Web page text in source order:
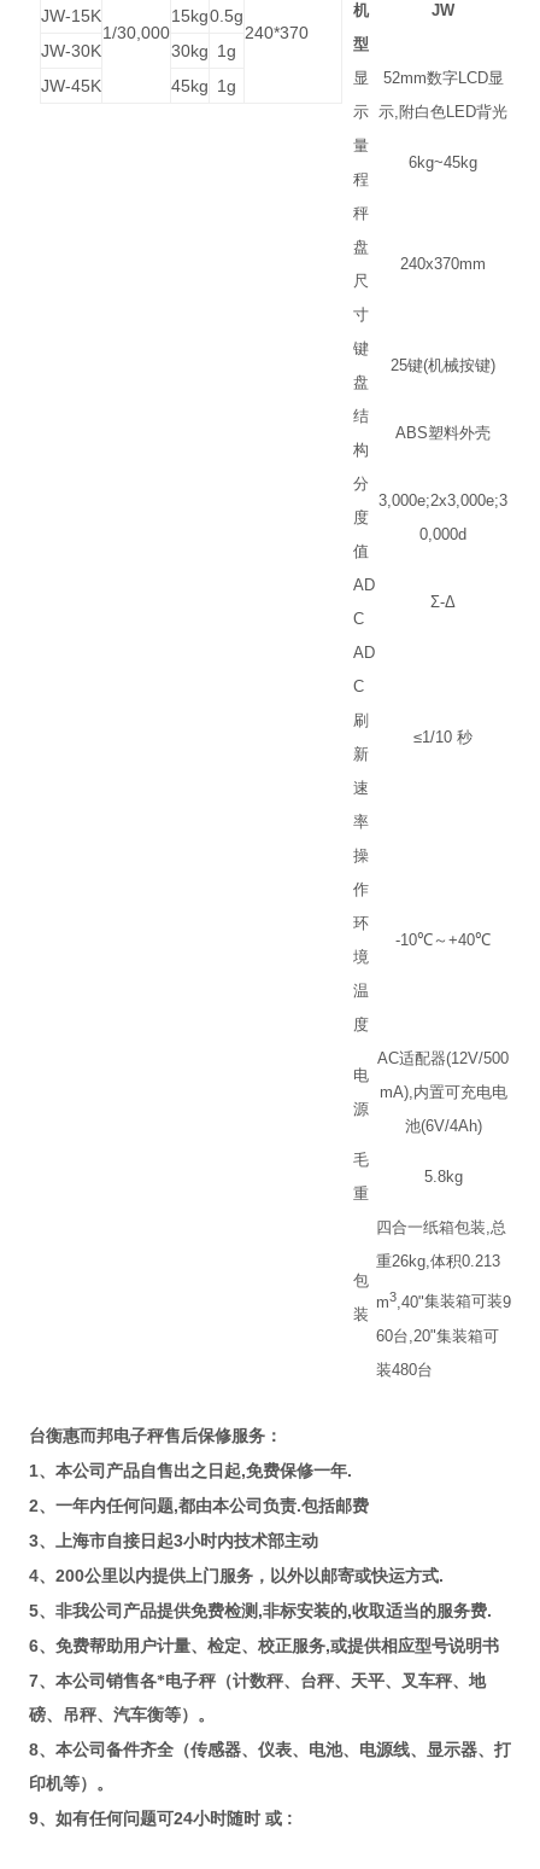
1/30,000 240*370
JW-15K 15kg0.5g
JW-30K
30kg 1g
JW-45K
45kg 1g
机
型
JW
显
示
52mm数字LCD显
示,附白色LED背光
量
程
6kg~45kg
秤
盘
尺
寸
240x370mm
键
盘
25键(机械按键)
结
构
ABS塑料外壳
分
度
值
3,000e;2x3,000e;3
0,000d
AD
C
Σ-Δ
AD
C
刷
新
速
率
≤1/10秒
操
作
环
境
温
度
-10℃～+40℃
电
源
AC适配器(12V/500
mA),内置可充电电
池(6V/4Ah)
毛
重
5.8kg
包
装
四合一纸箱包装,总
重26kg,体积0.213
m3,40"集装箱可装9
60台 ,20"集装箱可
装480台
台衡惠而邦电子秤售后保修服务：
1、本公司产品自售出之日起,免费保修一年.
2、一年内任何问题,都由本公司负责.包括邮费
3、上海市自接日起3小时内技术部主动
4、 200公里以内提供上门服务，以外以邮寄或快运方式.
5、非我公司产品提供免费检测 ,非标安装的,收取适当的服务费.
6、免费帮助用户计量、检定、校正服务,或提供相应型号说明书
7、本公司销售各*电子秤（计数秤、台秤、天平、叉车秤、地
磅、吊秤、汽车衡等）。
8、本公司备件齐全（传感器、仪表、电池、电源线、显示器、打
印机等）。
9、如有任何问题可24小时随时 或: